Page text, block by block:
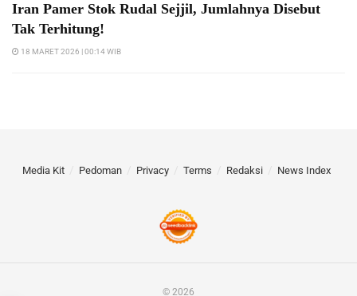
Iran Pamer Stok Rudal Sejjil, Jumlahnya Disebut
Tak Terhitung!
18 MARET 2026 | 00:14 WIB
Media Kit Pedoman Privacy Terms Redaksi News Index
© 2026